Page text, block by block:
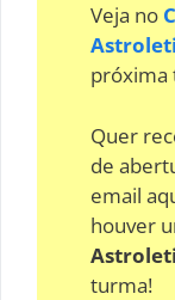
Veja no
próxima
Quer
de
email
houver
turma!